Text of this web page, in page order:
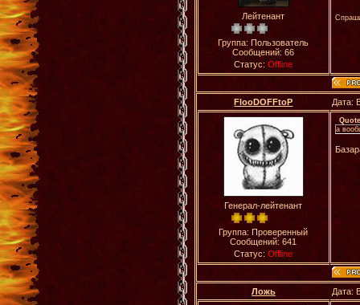
Лейтенант
Группа: Пользователь
Сообщений:66
Статус:Offline
FlooDOFFtoP Дата:
Генерал-лейтенант
Группа: Проверенный
Сообщений:641
Статус:Offline
Quote
а
Ложь Дата: